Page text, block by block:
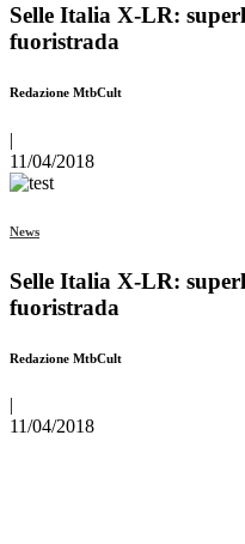
Selle Italia X-LR:
fuoristrada
Redazione MtbCult
|
11/04/2018
News
Selle Italia X-LR:
fuoristrada
Redazione MtbCult
11/04/2018